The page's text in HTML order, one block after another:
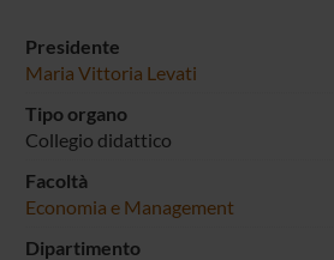
Presidente
Maria Vittoria Levati
Tipo organo
Collegio didattico
Facoltà
Economia e Management
Dipartimento